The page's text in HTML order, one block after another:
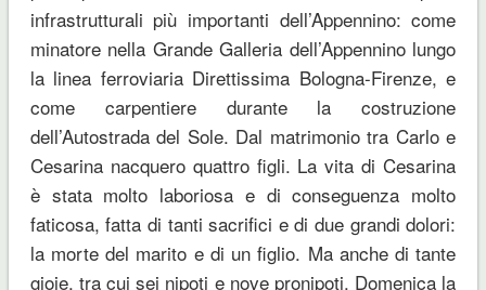
infrastrutturali più importanti dell’Appennino: come
minatore nella Grande Galleria dell’Appennino lungo
la linea ferroviaria Direttissima Bologna-Firenze, e
come carpentiere durante la costruzione
dell’Autostrada del Sole. Dal matrimonio tra Carlo e
Cesarina nacquero quattro figli. La vita di Cesarina
è stata molto laboriosa e di conseguenza molto
faticosa, fatta di tanti sacrifici e di due grandi dolori:
la morte del marito e di un figlio. Ma anche di tante
gioie, tra cui sei nipoti e nove pronipoti. Domenica la